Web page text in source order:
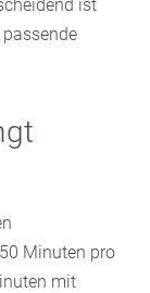
ist
Minuten pro
mit